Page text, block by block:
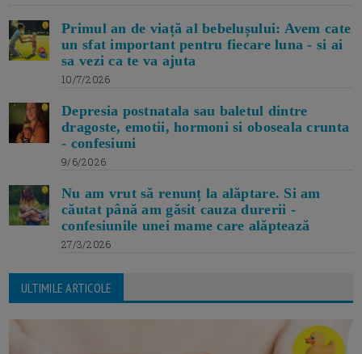
Primul an de viață al bebelușului: Avem cate
un sfat important pentru fiecare luna - si ai
sa vezi ca te va ajuta
10/7/2026
Depresia postnatala sau baletul dintre
dragoste, emotii, hormoni si oboseala crunta
- confesiuni
9/6/2026
Nu am vrut să renunț la alăptare. Si am
căutat până am găsit cauza durerii -
confesiunile unei mame care alăptează
27/3/2026
ULTIMILE ARTICOLE